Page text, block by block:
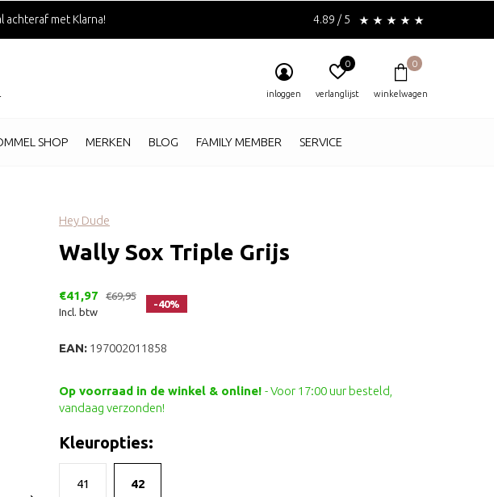
SHOP MERKEN BLOG FAMILY MEMBER SERVICE
inloggen verlanglijst
0
winkelwagen
0
achteraf met Klarna! 4.89 / 5
Hey Dude
Wally Sox Triple Grijs
€41,97
€69,95
Incl. btw
-40%
EAN: 197002011858
Op voorraad in de winkel & online! - Voor 17:00 uur besteld,
vandaag verzonden!
Kleuropties:
41 42